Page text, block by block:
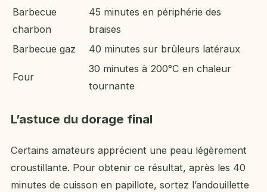
Barbecue
charbon
45 minutes en périphérie des
braises
Barbecue gaz
40 minutes sur brûleurs latéraux
Four
30 minutes à 200°C en chaleur
tournante
L’astuce du dorage final
Certains amateurs apprécient une peau légèrement
croustillante. Pour obtenir ce résultat, après les 40
minutes de cuisson en papillote, sortez l’andouillette